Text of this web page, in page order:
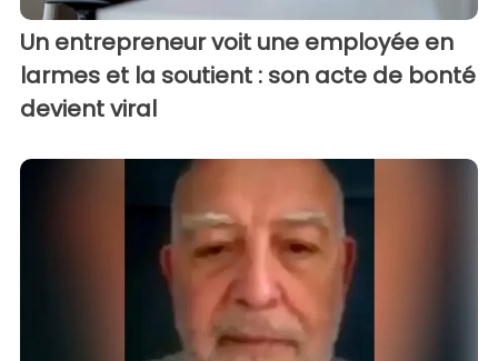
Un entrepreneur voit une employée en
larmes et la soutient : son acte de bonté
devient viral